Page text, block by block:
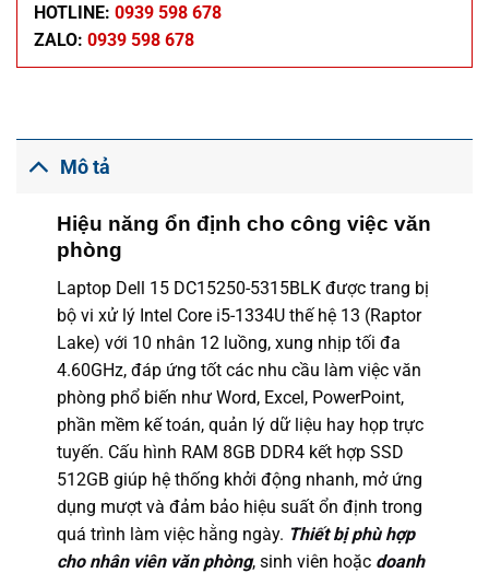
HOTLINE: 0939 598 678
ZALO: 0939 598 678
Mô tả
Hiệu năng ổn định cho công việc văn
phòng
Laptop Dell 15 DC15250-5315BLK được trang bị
bộ vi xử lý Intel Core i5-1334U thế hệ 13 (Raptor
Lake) với 10 nhân 12 luồng, xung nhịp tối đa
4.60GHz, đáp ứng tốt các nhu cầu làm việc văn
phòng phổ biến như Word, Excel, PowerPoint,
phần mềm kế toán, quản lý dữ liệu hay họp trực
tuyến. Cấu hình RAM 8GB DDR4 kết hợp SSD
512GB giúp hệ thống khởi động nhanh, mở ứng
dụng mượt và đảm bảo hiệu suất ổn định trong
quá trình làm việc hằng ngày. Thiết bị phù hợp
cho nhân viên văn phòng, sinh viên hoặc doanh